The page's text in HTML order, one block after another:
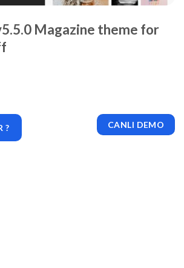
Magazine theme for
? CANLI DEMO